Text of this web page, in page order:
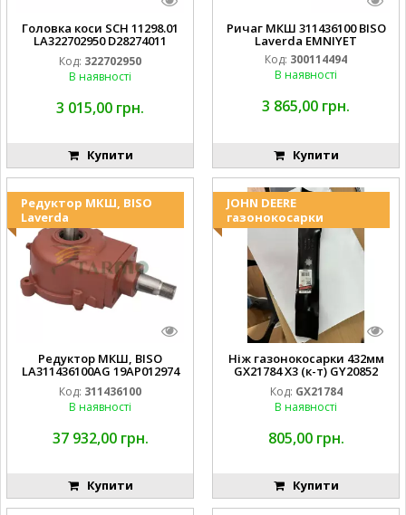
Головка коси SCH 11298.01
LA322702950 D28274011
Код: 322702950
В наявності
3 015,00 грн.
Купити
Ричаг МКШ 311436100 BISO
Laverda EMNIYET
Код: 300114494
В наявності
3 865,00 грн.
Купити
Редуктор МКШ, BISO
Laverda
Редуктор МКШ, BISO
LA311436100AG 19AP012974
Laverda EMNIYET
Код: 311436100
В наявності
37 932,00 грн.
Купити
JOHN DEERE
газонокосарки
Ніж газонокосарки 432мм
GX21784 X3 (к-т) GY20852
AM137757 AM141035
Код: GX21784
В наявності
805,00 грн.
Купити